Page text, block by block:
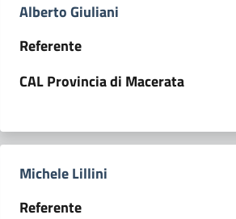
Alberto Giuliani
Referente
CAL Provincia di Macerata
Michele Lillini
Referente